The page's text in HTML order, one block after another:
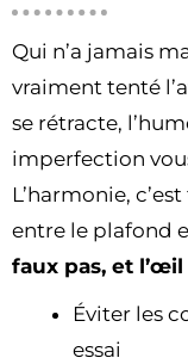
Qui n’a jamais
vraiment tenté
se rétracte,
imperfection
L’harmonie,
entre le plafond
faux pas, et l’œil
Éviter les
essai